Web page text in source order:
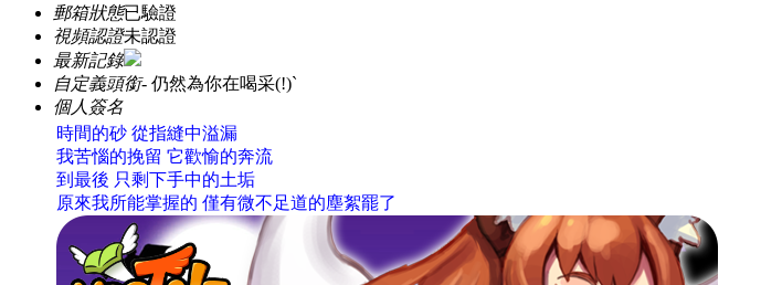
郵箱狀態已驗證
視頻認證未認證
最新記錄
自定義頭銜- 仍然為你在喝采(!)`
個人簽名
時間的砂 從指縫中溢漏
我苦惱的挽留 它歡愉的奔流
到最後 只剩下手中的土垢
原來我所能掌握的 僅有微不足道的塵絮罷了